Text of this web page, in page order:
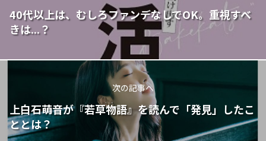
40代以上は、むしろファンデなしでOK。重視すべ
きは...？
次の記事へ
上白石萌音が『若草物語』を読んで「発見」したこ
ととは？